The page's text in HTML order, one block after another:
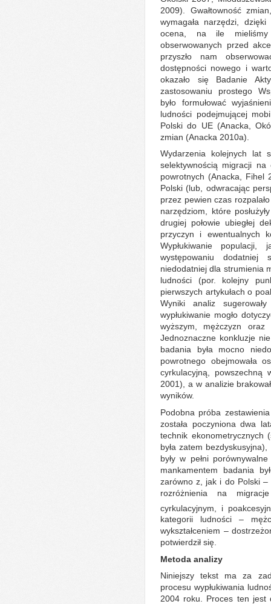
2009). Gwałtowność
wymagała narzędzi,
ocena, na ile
obserwowanych przed
przyszło nam
dostępności nowego i
okazało się Badanie
zastosowaniu prostego
było formułować
ludności podejmującej
Polski do UE (Anacka,
zmian (Anacka 2010a).
Wydarzenia kolejnych lat
selektywnością migracji
powrotnych (Anacka,
Polski (lub, odwracając
przez pewien czas
narzędziom, które
drugiej połowie ubiegłej
przyczyn i ewentualnych
Wypłukiwanie
występowaniu dodatniej
niedodatniej dla strumienia
ludności (por. kolejny
pierwszych artykułach o
Wyniki analiz
wypłukiwanie mogło
wyższym, mężczyzn oraz
Jednoznaczne konkluzje
badania była mocno
powrotnego obejmowała
cyrkulacyjną, powszechną
2001), a w analizie
wyników.
Podobna próba
została poczyniona dwa
technik ekonometrycznych
była zatem
były w pełni
mankamentem badania
zarówno z, jak i do Polski
rozróżnienia na
cyrkulacyjnym, i
kategorii ludności –
wykształceniem –
potwierdził się.
Metoda analizy
Niniejszy tekst ma za
procesu wypłukiwania
2004 roku. Proces ten jest